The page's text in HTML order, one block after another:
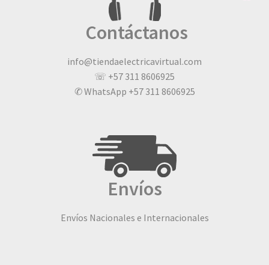
Contáctanos
info@tiendaelectricavirtual.com
☏ +57 311 8606925
✆ WhatsApp +57 311 8606925
Envíos
Envíos Nacionales e Internacionales